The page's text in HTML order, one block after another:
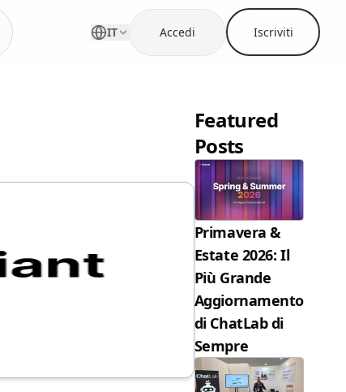
IT Accedi Iscriviti
Featured
Posts
Primavera &
Estate 2026: Il
Più Grande
Aggiornamento
di ChatLab di
Sempre